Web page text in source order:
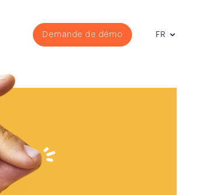
Demande de démo FR